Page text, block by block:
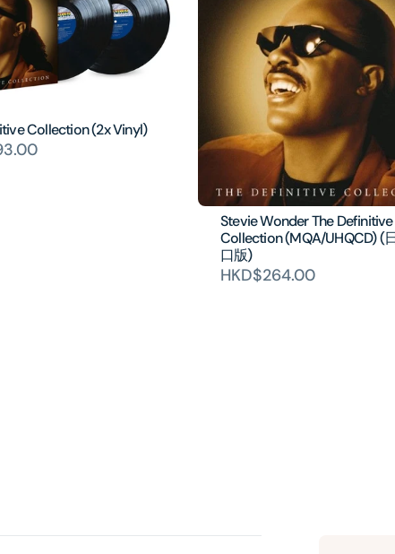
Collection (2x Vinyl)
Stevie Wonder The Definitive
Collection (MQA/UHQCD) (
口版)
HKD$264.00